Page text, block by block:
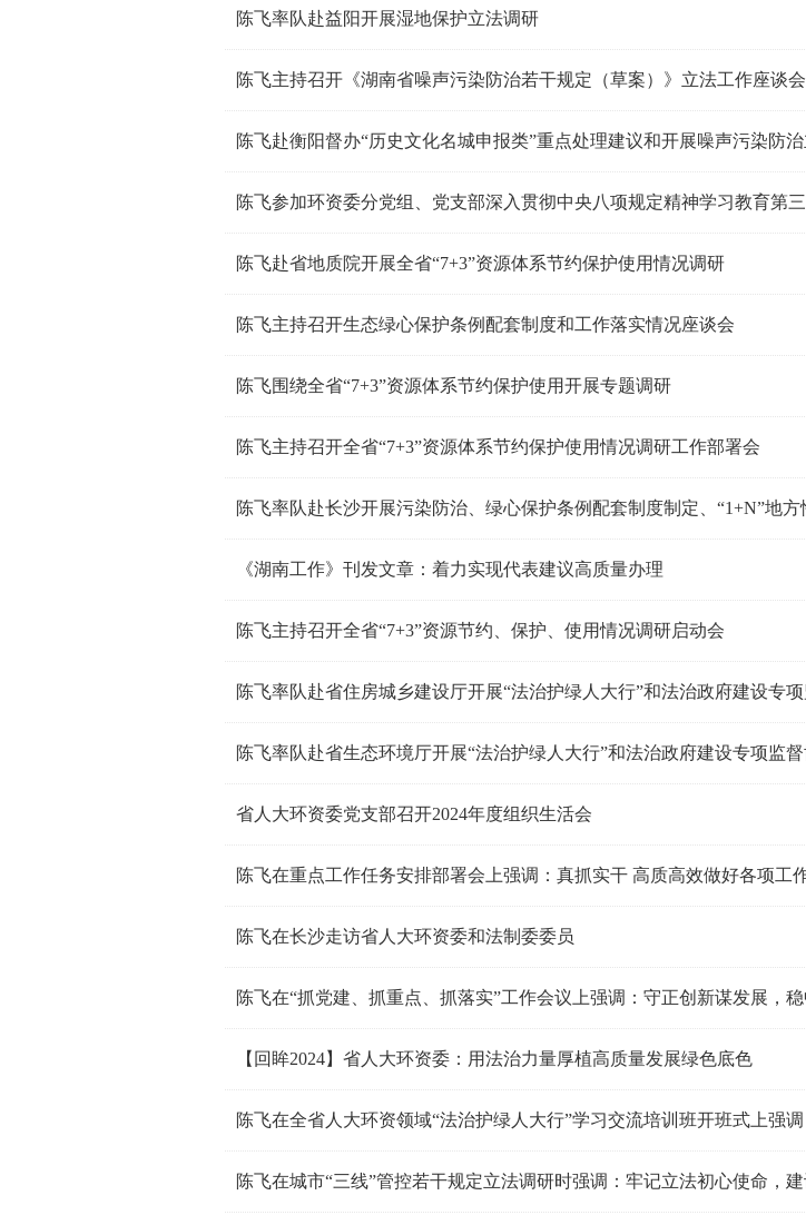
陈飞率队赴益阳开展湿地保护立法调研
陈飞主持召开《湖南省噪声污染防治若干规定（草案）》立法工作座谈会
陈飞赴省地质院开展全省“7+3”资源体系节约保护使用情况调研
陈飞主持召开生态绿心保护条例配套制度和工作落实情况座谈会
陈飞围绕全省“7+3”资源体系节约保护使用开展专题调研
陈飞主持召开全省“7+3”资源体系节约保护使用情况调研工作部署会
《湖南工作》刊发文章：着力实现代表建议高质量办理
陈飞主持召开全省“7+3”资源节约、保护、使用情况调研启动会
省人大环资委党支部召开2024年度组织生活会
陈飞在长沙走访省人大环资委和法制委委员
【回眸2024】省人大环资委：用法治力量厚植高质量发展绿色底色